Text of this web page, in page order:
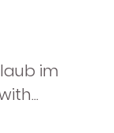
im